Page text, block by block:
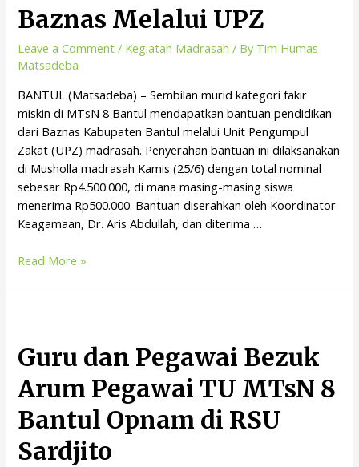
Baznas Melalui UPZ
Leave a Comment / Kegiatan Madrasah / By Tim Humas
Matsadeba
BANTUL (Matsadeba) – Sembilan murid kategori fakir
miskin di MTsN 8 Bantul mendapatkan bantuan pendidikan
dari Baznas Kabupaten Bantul melalui Unit Pengumpul
Zakat (UPZ) madrasah. Penyerahan bantuan ini dilaksanakan
di Musholla madrasah Kamis (25/6) dengan total nominal
sebesar Rp4.500.000, di mana masing-masing siswa
menerima Rp500.000. Bantuan diserahkan oleh Koordinator
Keagamaan, Dr. Aris Abdullah, dan diterima …
Read More »
Guru dan Pegawai Bezuk
Arum Pegawai TU MTsN 8
Bantul Opnam di RSU
Sardjito